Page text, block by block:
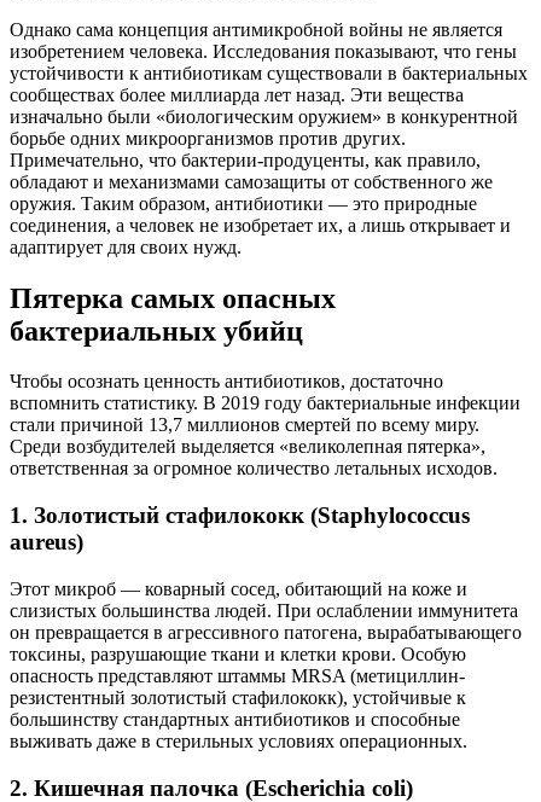
Однако сама концепция антимикробной войны не является
изобретением человека. Исследования показывают, что гены
устойчивости к антибиотикам существовали в бактериальных
сообществах более миллиарда лет назад. Эти вещества
изначально были «биологическим оружием» в конкурентной
борьбе одних микроорганизмов против других.
Примечательно, что бактерии-продуценты, как правило,
обладают и механизмами самозащиты от собственного же
оружия. Таким образом, антибиотики — это природные
соединения, а человек не изобретает их, а лишь открывает и
адаптирует для своих нужд.
Пятерка самых опасных
бактериальных убийц
Чтобы осознать ценность антибиотиков, достаточно
вспомнить статистику. В 2019 году бактериальные инфекции
стали причиной 13,7 миллионов смертей по всему миру.
Среди возбудителей выделяется «великолепная пятерка»,
ответственная за огромное количество летальных исходов.
1. Золотистый стафилококк (Staphylococcus
aureus)
Этот микроб — коварный сосед, обитающий на коже и
слизистых большинства людей. При ослаблении иммунитета
он превращается в агрессивного патогена, вырабатывающего
токсины, разрушающие ткани и клетки крови. Особую
опасность представляют штаммы MRSA (метициллин-
резистентный золотистый стафилококк), устойчивые к
большинству стандартных антибиотиков и способные
выживать даже в стерильных условиях операционных.
2. Кишечная палочка (Escherichia coli)